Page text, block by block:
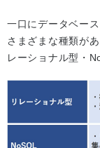
一口にデータベー
さまざまな種類が
レーショナル型・